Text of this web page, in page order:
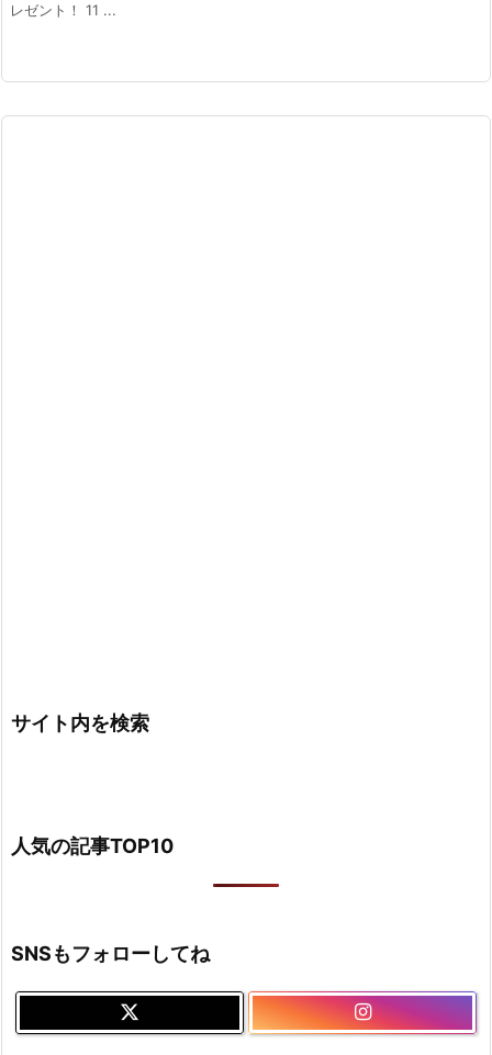
レゼント！ 11 ...
サイト内を検索
人気の記事TOP10
SNSもフォローしてね